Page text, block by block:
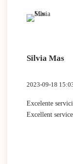
Silvia Mas
2023-09-18
Excelente
Excellent